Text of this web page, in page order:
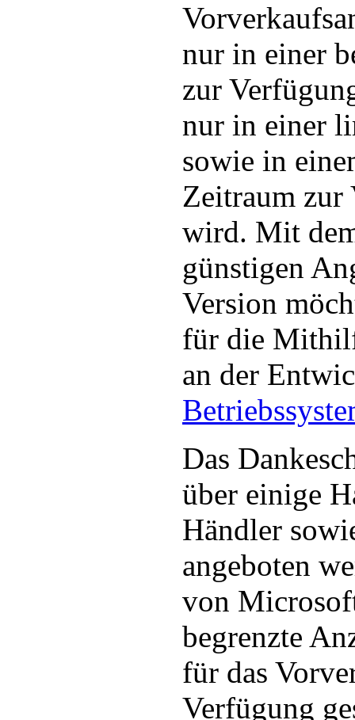
nur in einer
zur
nur in einer
sowie in
Zeitraum zur
wird. Mit
günstigen
Version
für die
an der
Das
über einige
Händler
angeboten
von
begrenzte
für das
Verfügung